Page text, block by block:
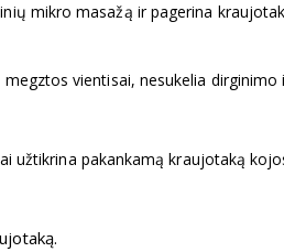
mikro masažą ir pagerina
vientisai, nesukelia
užtikrina pakankamą kraujotaką